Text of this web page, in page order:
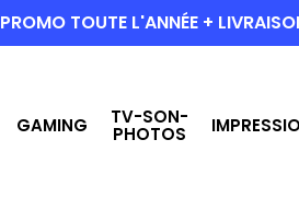
PROMO TOUTE L'ANNÉE +
GAMING TV-SON-
PHOTOS